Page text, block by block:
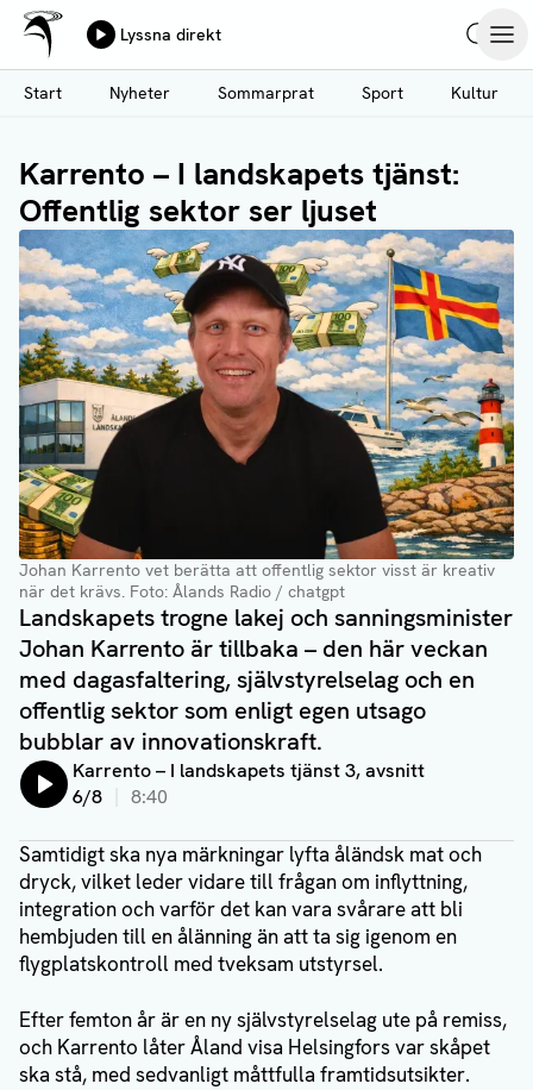
Hoppa
till
huvudinnehåll
Ålands Radio & TV
Lyssna direkt
Start
Nyheter Sommarprat Sport Kultur
Karrento – I landskapets tjänst:
Offentlig sektor ser ljuset
Johan Karrento vet berätta att offentlig sektor visst är kreativ
när det krävs. Foto: Ålands Radio / chatgpt
Landskapets trogne lakej och sanningsminister
Johan Karrento är tillbaka – den här veckan
med dagasfaltering, självstyrelselag och en
offentlig sektor som enligt egen utsago
bubblar av innovationskraft.
Lyssna på:
Karrento – I landskapets tjänst 3, avsnitt
6/8
8:40
Samtidigt ska nya märkningar lyfta åländsk mat och
dryck, vilket leder vidare till frågan om inflyttning,
integration och varför det kan vara svårare att bli
hembjuden till en ålänning än att ta sig igenom en
flygplatskontroll med tveksam utstyrsel.
Efter femton år är en ny självstyrelselag ute på remiss,
och Karrento låter Åland visa Helsingfors var skåpet
ska stå, med sedvanligt måttfulla framtidsutsikter.